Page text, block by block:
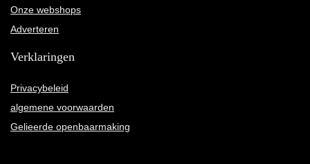
Onze webshops
Adverteren
Verklaringen
Privacybeleid
algemene voorwaarden
Gelieerde openbaarmaking